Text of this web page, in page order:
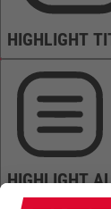
HIGHLIGHT
HIGHLIGHT